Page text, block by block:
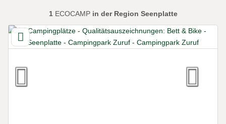
1ECOCAMP in der Region Seenplatte